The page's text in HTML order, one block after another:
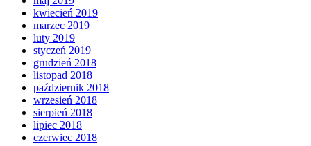
kwiecień 2019
marzec 2019
luty 2019
styczeń 2019
grudzień 2018
listopad 2018
październik 2018
wrzesień 2018
sierpień 2018
lipiec 2018
czerwiec 2018